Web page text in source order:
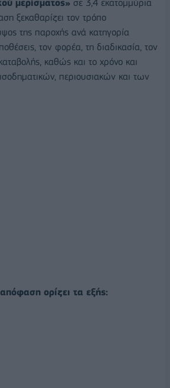
μερίσματος» σε 3,4 εκατομμύρια
ξεκαθαρίζει τον τρόπο
της παροχής ανά κατηγορία
τον φορέα, τη διαδικασία, τον
καθώς και το χρόνο και
περιουσιακών και των
ορίζει τα εξής: